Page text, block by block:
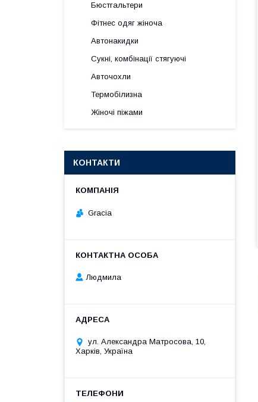
Бюстгальтери
Фітнес одяг жіноча
Автонакидки
Сукні, комбінації стягуючі
Авточохли
Термобілизна
Жіночі піжами
КОНТАКТИ
Gracia
Людмила
ул. Александра Матросова, 10,
Харків, Україна